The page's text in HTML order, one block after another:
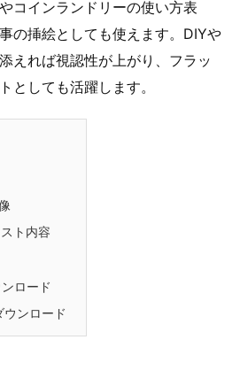
コインランドリーの使い方表
の挿絵としても使えます。DIYや
えれば視認性が上がり、フラッ
としても活躍します。
ト内容
ロード
ンロード